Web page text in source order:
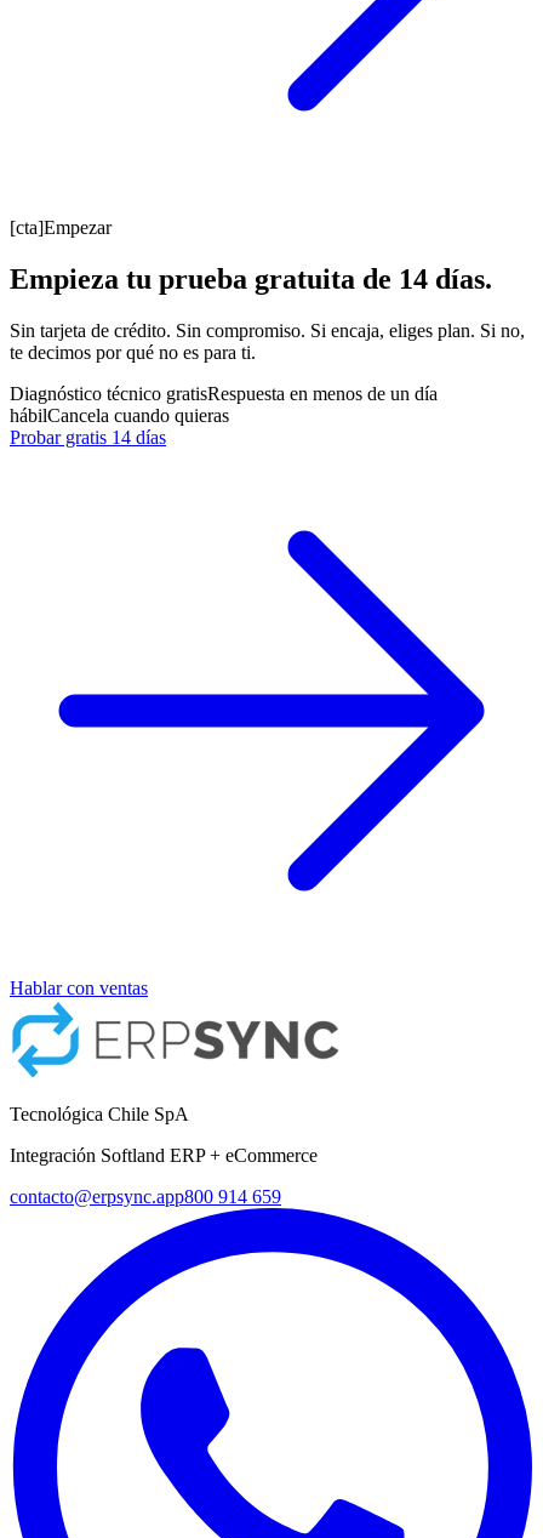
[cta]Empezar
Empieza tu prueba gratuita de 14 días.
Sin tarjeta de crédito. Sin compromiso. Si encaja, eliges plan. Si no,
te decimos por qué no es para ti.
Diagnóstico técnico gratisRespuesta en menos de un día
hábilCancela cuando quieras
Probar gratis 14 días
Hablar con ventas
Tecnológica Chile SpA
Integración Softland ERP + eCommerce
contacto@erpsync.app800 914 659